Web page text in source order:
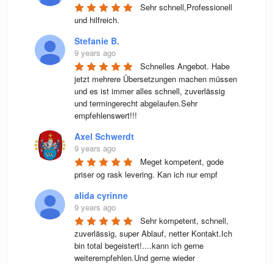
Sehr schnell,Professionell
und hilfreich.
Stefanie B.
9 years ago
Schnelles Angebot. Habe
jetzt mehrere Übersetzungen machen müssen
und es ist immer alles schnell, zuverlässig
und termingerecht abgelaufen.Sehr
empfehlenswert!!!
Axel Schwerdt
9 years ago
Meget kompetent, gode
priser og rask levering. Kan ich nur empf
alida cyrinne
9 years ago
Sehr kompetent, schnell,
zuverlässig, super Ablauf, netter Kontakt.Ich
bin total begeistert!....kann ich gerne
weiterempfehlen.Und gerne wieder